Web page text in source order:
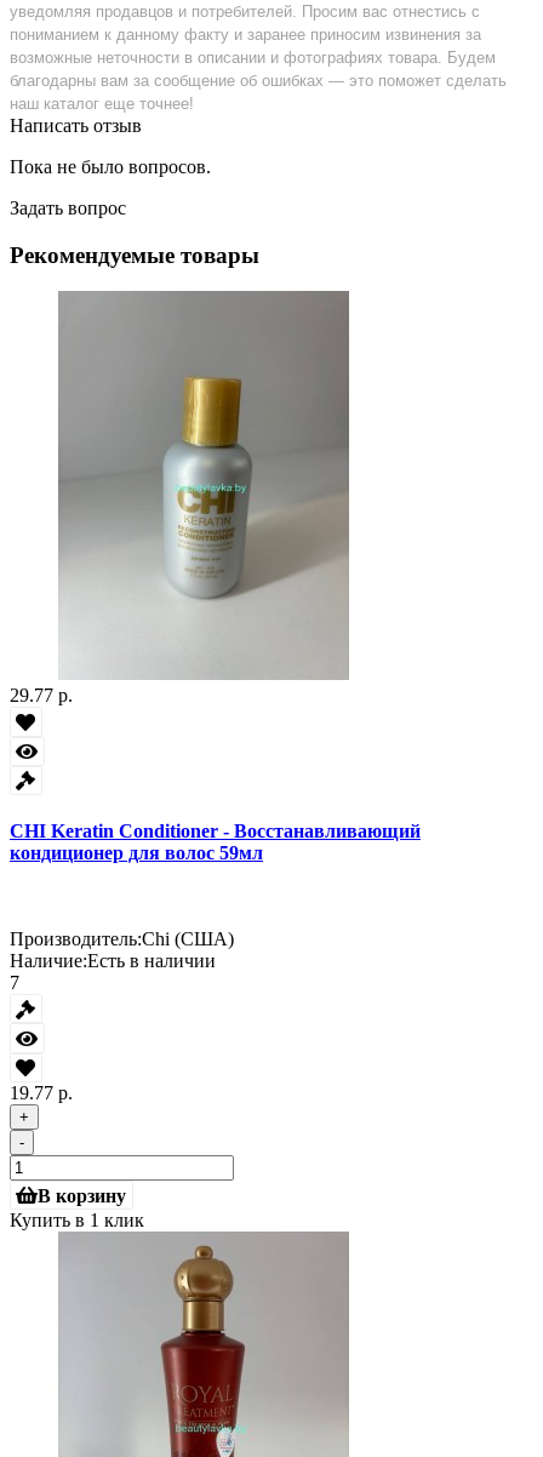
уведомляя продавцов и потребителей. Просим вас отнестись с
пониманием к данному факту и заранее приносим извинения за
возможные неточности в описании и фотографиях товара. Будем
благодарны вам за сообщение об ошибках — это поможет сделать
наш каталог еще точнее!
Написать отзыв
Пока не было вопросов.
Задать вопрос
Рекомендуемые товары
29.77 р.
CHI Keratin Conditioner - Восстанавливающий
кондиционер для волос 59мл
Производитель:Chi (США)
Наличие:Есть в наличии
7
19.77 р.
+
-
В корзину
Купить в 1 клик